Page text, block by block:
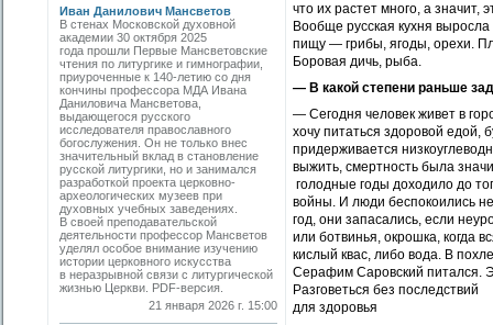
Иван Данилович Мансветов
В стенах Московской духовной
академии 30 октября 2025
года прошли Первые Мансветовские
чтения по литургике и гимнографии,
приуроченные к 140-летию со дня
кончины профессора МДА Ивана
Даниловича Мансветова,
выдающегося русского
исследователя православного
богослужения. Он не только внес
значительный вклад в становление
русской литургики, но и занимался
разработкой проекта церковно-
археологических музеев при
духовных учебных заведениях.
В своей преподавательской
деятельности профессор Мансветов
уделял особое внимание изучению
истории церковного искусства
в неразрывной связи с литургической
жизнью Церкви. PDF-версия.
21 января 2026 г. 15:00
что их растет много, а значит,
Вообще русская кухня
пищу — грибы, ягоды, орехи.
Боровая дичь, рыба.
— В какой степени раньше
— Сегодня человек живет в
хочу питаться здоровой едой,
придерживается
выжить, смертность была
голодные годы доходило до
войны. И люди беспокоились
год, они запасались, если
или ботвинья, окрошка, когда
кислый квас, либо вода. В
Серафим Саровский питался.
Разговеться без последствий
для здоровья